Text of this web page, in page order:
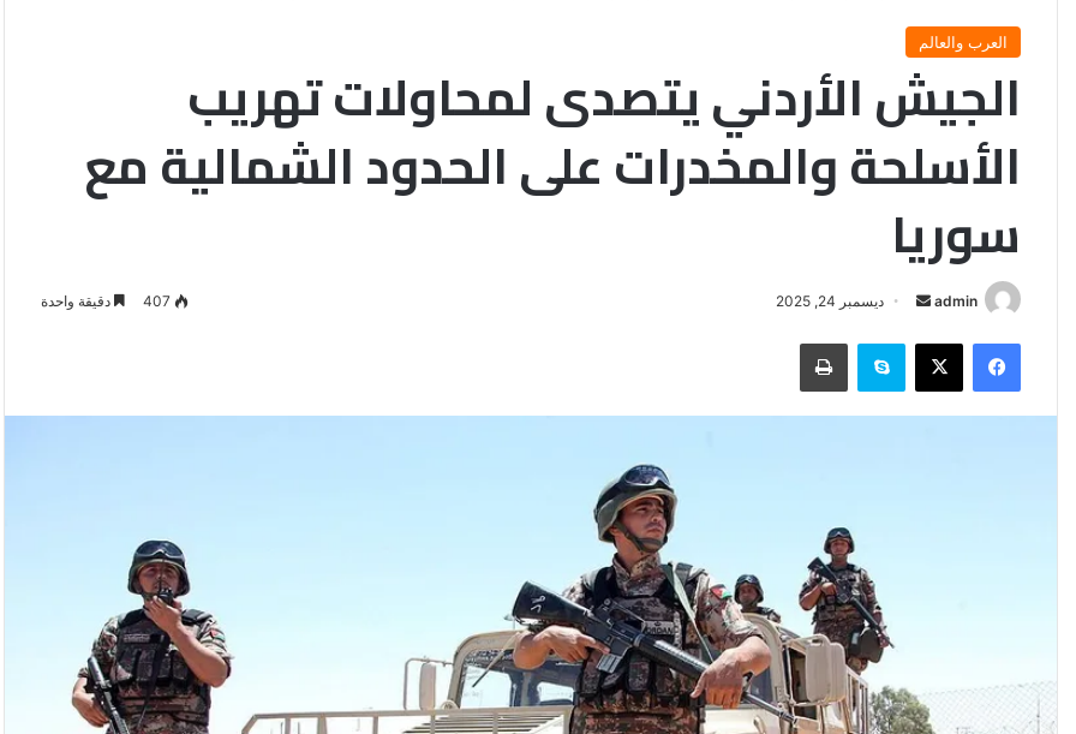
العرب والعالم
الجيش الأردني يتصدى لمحاولات تهريب
الأسلحة والمخدرات على الحدود الشمالية مع
سوريا
admin
أرسل
إلكترونيا
ديسمبر 24, 2025 407 دقيقة واحدة
فيسبوك ‫X سكايب طباعة